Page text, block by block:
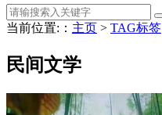
当前位置:： 主页 > TAG标签
民间文学